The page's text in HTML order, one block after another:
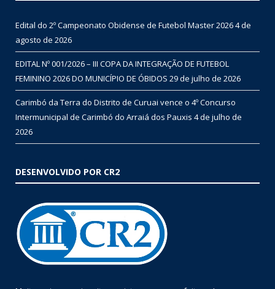
Edital do 2º Campeonato Obidense de Futebol Master 20264 de
agosto de 2026
EDITAL Nº 001/2026 – III COPA DA INTEGRAÇÃO DE FUTEBOL
FEMININO 2026 DO MUNICÍPIO DE ÓBIDOS 29 de julho de 2026
Carimbó da Terra do Distrito de Curuai vence o 4º Concurso
Intermunicipal de Carimbó do Arraiá dos Pauxis 4 de julho de
2026
DESENVOLVIDO POR CR2